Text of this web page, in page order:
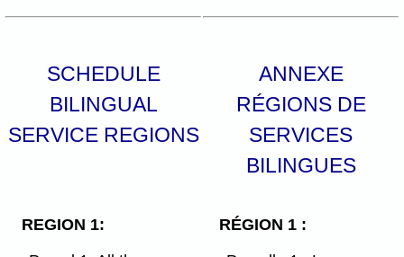
SCHEDULE
BILINGUAL
SERVICE REGIONS
ANNEXE
RÉGIONS DE
SERVICES
BILINGUES
REGION 1: RÉGION 1 :